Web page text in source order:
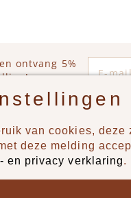
ontvang 5%
van cookies,
deze melding
en privacy verklaring.